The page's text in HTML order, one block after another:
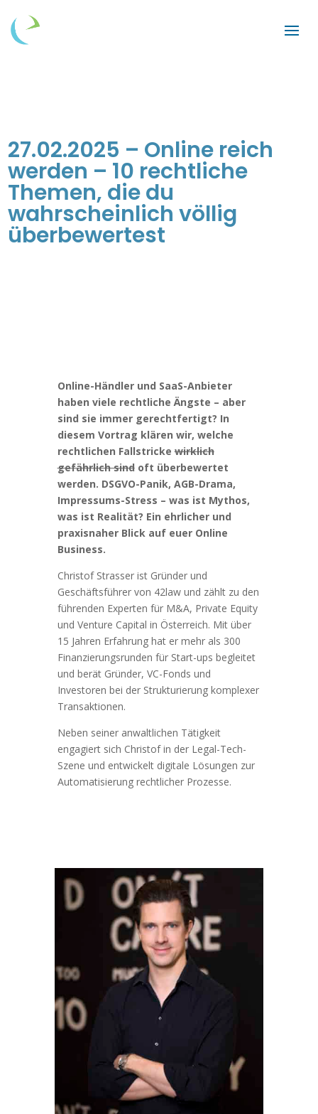
27.02.2025 – Online reich
werden – 10 rechtliche
Themen, die du
wahrscheinlich völlig
überbewertest
Online-Händler und SaaS-Anbieter
haben viele rechtliche Ängste – aber
sind sie immer gerechtfertigt? In
diesem Vortrag klären wir, welche
rechtlichen Fallstrickewirklich
gefährlich sindoft überbewertet
werden. DSGVO-Panik, AGB-Drama,
Impressums-Stress – was ist Mythos,
was ist Realität? Ein ehrlicher und
praxisnaher Blick auf euer Online
Business.
Christof Strasser ist Gründer und
Geschäftsführer von 42law und zählt zu den
führenden Experten für M&A, Private Equity
und Venture Capital in Österreich. Mit über
15 Jahren Erfahrung hat er mehr als 300
Finanzierungsrunden für Start-ups begleitet
und berät Gründer, VC-Fonds und
Investoren bei der Strukturierung komplexer
Transaktionen.
Neben seiner anwaltlichen Tätigkeit
engagiert sich Christof in der Legal-Tech-
Szene und entwickelt digitale Lösungen zur
Automatisierung rechtlicher Prozesse.